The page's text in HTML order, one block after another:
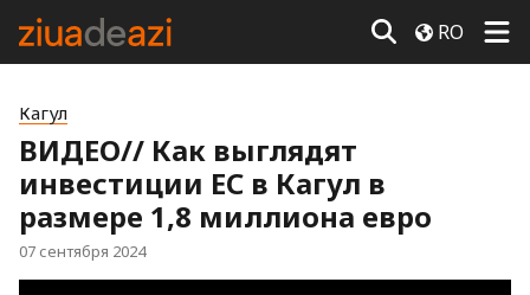
RO
Кагул
ВИДЕО// Как выглядят
инвестиции ЕС в Кагул в
размере 1,8 миллиона евро
07 сентября 2024